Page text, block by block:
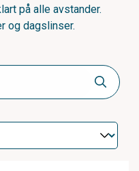
på alle avstander.
og dagslinser.